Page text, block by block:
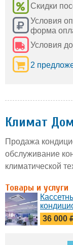
Скидки
Условия
форма
Условия
2
Климат
Продажа
обслуживание
климатической
Товары и услуги
36 000